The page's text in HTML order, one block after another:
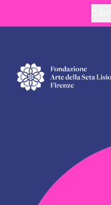
Produzione